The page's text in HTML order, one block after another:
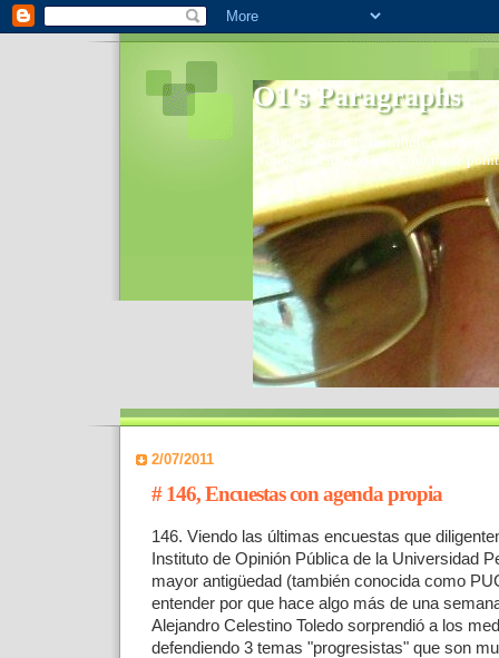
O1's Paragraphs
In 2006 I started to distribute
World- I decided to bring out those
2/07/2011
# 146, Encuestas con agenda propia
146. Viendo las últimas encuestas que
Instituto de Opinión Pública de la Universidad
mayor antigüedad (también conocida como
entender por que hace algo más de una
Alejandro Celestino Toledo sorprendió a los
defendiendo 3 temas "progresistas" que son